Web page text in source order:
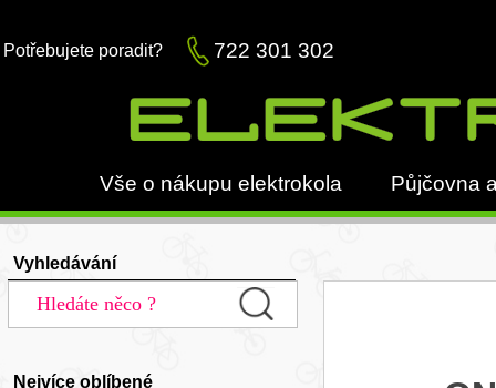
Potřebujete poradit? 722 301 302
Vše o nákupu elektrokola Půjčovna
Vyhledávání
Nejvíce oblíbené